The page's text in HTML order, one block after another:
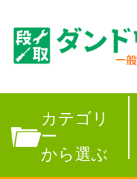
カテゴリ
ー
から選ぶ